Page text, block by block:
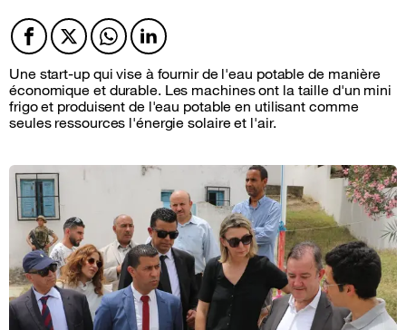
Facebook
TwitterTwitterTwitter
Une start-up qui vise à fournir de l'eau potable de manière
économique et durable. Les machines ont la taille d'un mini
frigo et produisent de l'eau potable en utilisant comme
seules ressources l'énergie solaire et l'air.